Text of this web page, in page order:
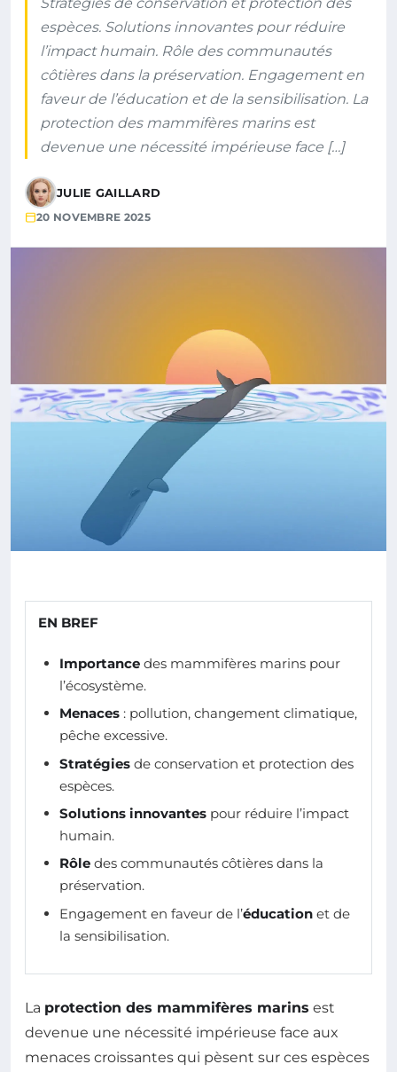
espèces. Solutions innovantes pour réduire
l’impact humain. Rôle des communautés
côtières dans la préservation. Engagement en
faveur de l’éducation et de la sensibilisation. La
protection des mammifères marins est
devenue une nécessité impérieuse face […]
JULIE GAILLARD
20 NOVEMBRE 2025
EN BREF
Importance des mammifères marins pour
l’écosystème.
Menaces : pollution, changement climatique,
pêche excessive.
Stratégies de conservation et protection des
espèces.
Solutions innovantes pour réduire l’impact
humain.
Rôle des communautés côtières dans la
préservation.
Engagement en faveur de l’éducation et de
la sensibilisation.
La protection des mammifères marins est
devenue une nécessité impérieuse face aux
menaces croissantes qui pèsent sur ces espèces